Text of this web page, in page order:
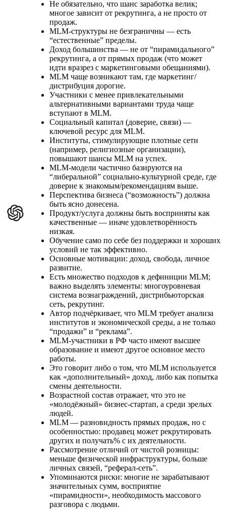
Не обязательно, что шанс заработка велик;
многое зависит от рекрутинга, а не просто от
продаж.
MLM‑структуры не безграничны — есть
“естественные” пределы.
Доход большинства — не от “пирамидального”
рекрутинга, а от прямых продаж (что может
идти вразрез с маркетинговыми обещаниями).
MLM чаще возникают там, где маркетинг/
дистрибуция дорогие.
Участники с менее привлекательными
альтернативными вариантами труда чаще
вступают в MLM.
Социальный капитал (доверие, связи) —
ключевой ресурс для MLM.
Институты, стимулирующие плотные сети
(например, религиозные организации),
повышают шансы MLM на успех.
MLM‑модели частично базируются на
“либеральной” социально‑культурной среде, где
доверие к знакомым/рекомендациям выше.
Перспектива бизнеса (“возможность”) должна
быть ясно донесена.
Продукт/услуга должны быть восприняты как
качественные — иначе удовлетворённость
низкая.
Обучение само по себе без поддержки и хороших
условий не так эффективно.
Основные мотивации: доход, свобода, личное
развитие.
Есть множество подходов к дефиниции MLM;
важно выделять элементы: многоуровневая
система вознаграждений, дистрибьюторская
сеть, рекрутинг.
Автор подчёркивает, что MLM требует анализа
институтов и экономической среды, а не только
“продажи” и “реклама”.
MLM‑участники в РФ часто имеют высшее
образование и имеют другое основное место
работы.
Это говорит либо о том, что MLM используется
как «дополнительный» доход, либо как попытка
смены деятельности.
Возрастной состав отражает, что это не
«молодёжный» бизнес‑стартап, а среди зрелых
людей.
MLM — разновидность прямых продаж, но с
особенностью: продавец может рекрутировать
других и получать% с их деятельности.
Рассмотрение отличий от чистой розницы:
меньше физической инфраструктуры, больше
личных связей, “реферал‑сеть”.
Упоминаются риски: многие не зарабатывают
значительных сумм, восприятие
«пирамидности», необходимость массового
разговора с людьми.